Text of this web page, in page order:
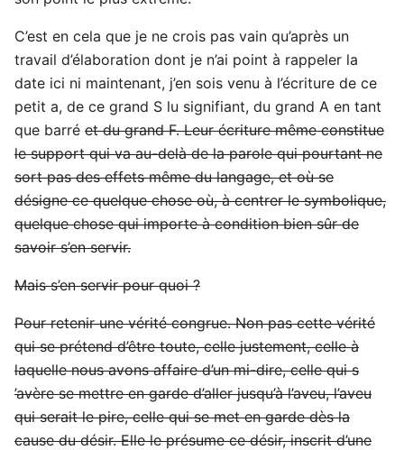
C’est en cela que je ne crois pas vain qu’après un
travail d’élaboration dont je n’ai point à rappeler la
date ici ni maintenant, j’en sois venu à l’écriture de ce
petit a, de ce grand S lu signifiant, du grand A en tant
que barré et du grand F. Leur écriture même constitue
le support qui va au-delà de la parole qui pourtant ne
sort pas des effets même du langage, et où se
désigne ce quelque chose où, à centrer le symbolique,
quelque chose qui importe à condition bien sûr de
savoir s’en servir.
Mais s’en servir pour quoi ?
Pour retenir une vérité congrue. Non pas cette vérité
qui se prétend d’être toute, celle justement, celle à
laquelle nous avons affaire d’un mi-dire, celle qui s
’avère se mettre en garde d’aller jusqu’à l’aveu, l’aveu
qui serait le pire, celle qui se met en garde dès la
cause du désir. Elle le présume ce désir, inscrit d’une